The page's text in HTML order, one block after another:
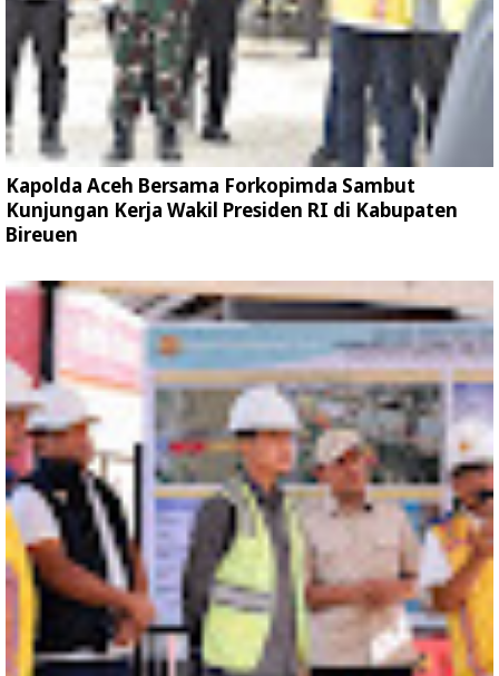
Kapolda Aceh Bersama Forkopimda Sambut
Kunjungan Kerja Wakil Presiden RI di Kabupaten
Bireuen